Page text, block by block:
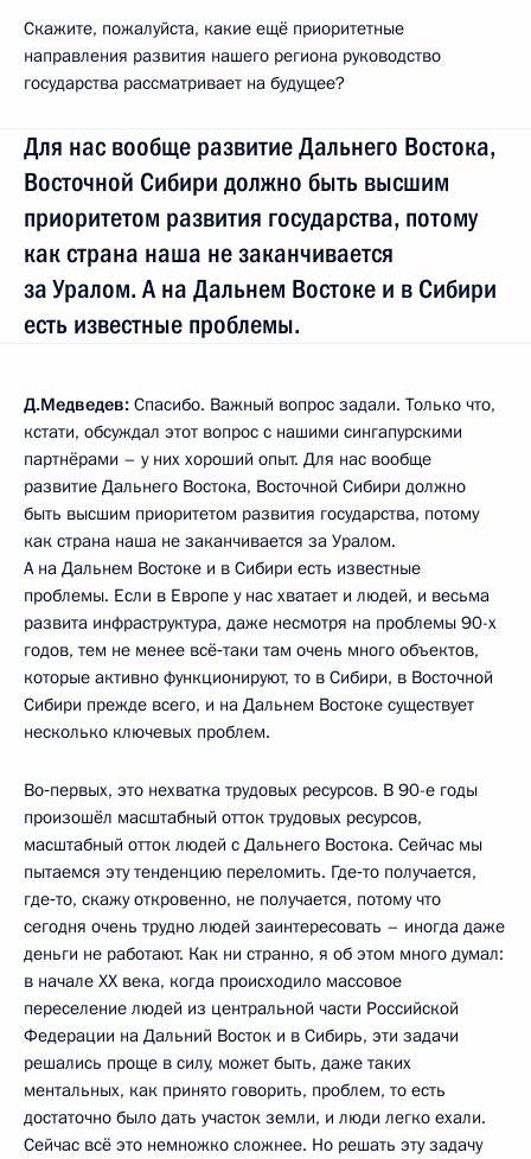
Скажите, пожалуйста, какие ещё приоритетные
направления развития нашего региона руководство
государства рассматривает на будущее?
Для нас вообще развитие Дальнего Востока,
Восточной Сибири должно быть высшим
приоритетом развития государства, потому
как страна наша не заканчивается
за Уралом. А на Дальнем Востоке и в Сибири
есть известные проблемы.
Д.Медведев: Спасибо. Важный вопрос задали. Только что,
кстати, обсуждал этот вопрос с нашими сингапурскими
партнёрами – у них хороший опыт. Для нас вообще
развитие Дальнего Востока, Восточной Сибири должно
быть высшим приоритетом развития государства, потому
как страна наша не заканчивается за Уралом.
А на Дальнем Востоке и в Сибири есть известные
проблемы. Если в Европе у нас хватает и людей, и весьма
развита инфраструктура, даже несмотря на проблемы 90-х
годов, тем не менее всё‑таки там очень много объектов,
которые активно функционируют, то в Сибири, в Восточной
Сибири прежде всего, и на Дальнем Востоке существует
несколько ключевых проблем.
Во‑первых, это нехватка трудовых ресурсов. В 90-е годы
произошёл масштабный отток трудовых ресурсов,
масштабный отток людей с Дальнего Востока. Сейчас мы
пытаемся эту тенденцию переломить. Где‑то получается,
где‑то, скажу откровенно, не получается, потому что
сегодня очень трудно людей заинтересовать – иногда даже
деньги не работают. Как ни странно, я об этом много думал:
в начале XX века, когда происходило массовое
переселение людей из центральной части Российской
Федерации на Дальний Восток и в Сибирь, эти задачи
решались проще в силу, может быть, даже таких
ментальных, как принято говорить, проблем, то есть
достаточно было дать участок земли, и люди легко ехали.
Сейчас всё это немножко сложнее. Но решать эту задачу